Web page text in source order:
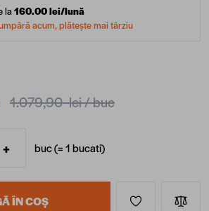
la160.00lei/lună
acum, plătește mai târziu
1.079,90 lei/ buc
+ buc (=1bucati)
ÎN COȘ